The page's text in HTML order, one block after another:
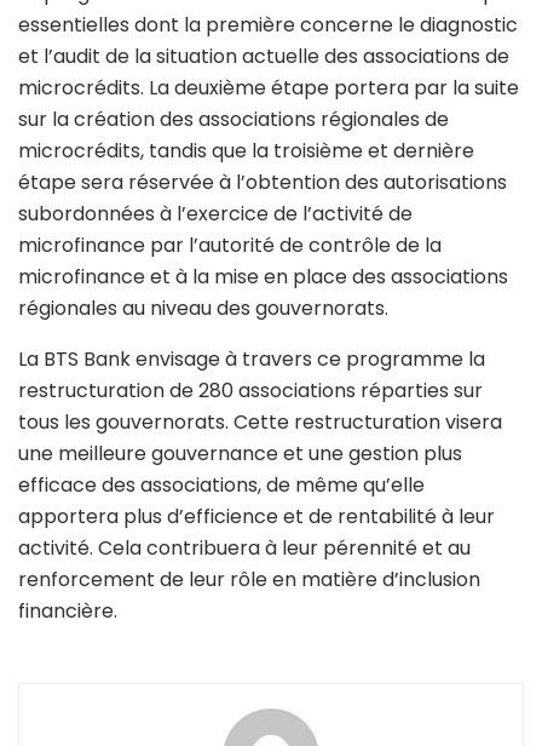
essentielles dont la première concerne le diagnostic
et l’audit de la situation actuelle des associations de
microcrédits. La deuxième étape portera par la suite
sur la création des associations régionales de
microcrédits, tandis que la troisième et dernière
étape sera réservée à l’obtention des autorisations
subordonnées à l’exercice de l’activité de
microfinance par l’autorité de contrôle de la
microfinance et à la mise en place des associations
régionales au niveau des gouvernorats.
La BTS Bank envisage à travers ce programme la
restructuration de 280 associations réparties sur
tous les gouvernorats. Cette restructuration visera
une meilleure gouvernance et une gestion plus
efficace des associations, de même qu’elle
apportera plus d’efficience et de rentabilité à leur
activité. Cela contribuera à leur pérennité et au
renforcement de leur rôle en matière d’inclusion
financière.